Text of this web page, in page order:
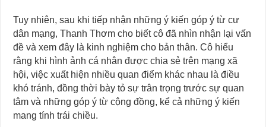
Tuy nhiên, sau khi tiếp nhận những ý kiến góp ý từ cư
dân mạng, Thanh Thơm cho biết cô đã nhìn nhận lại vấn
đề và xem đây là kinh nghiệm cho bản thân. Cô hiểu
rằng khi hình ảnh cá nhân được chia sẻ trên mạng xã
hội, việc xuất hiện nhiều quan điểm khác nhau là điều
khó tránh, đồng thời bày tỏ sự trân trọng trước sự quan
tâm và những góp ý từ cộng đồng, kể cả những ý kiến
mang tính trái chiều.